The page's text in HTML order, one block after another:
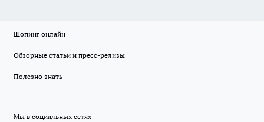
Шопинг онлайн
Обзорные статьи и пресс-релизы
Полезно знать
Мы в социальных сетях